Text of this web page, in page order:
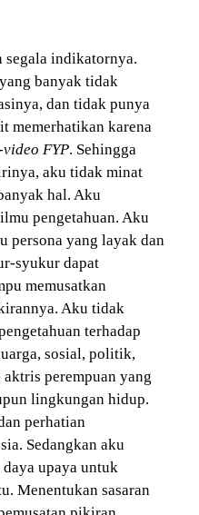
indikatornya.
banyak tidak
dan tidak punya
memerhatikan karena
FYP. Sehingga
aku tidak minat
hal. Aku
pengetahuan. Aku
persona yang layak dan
syukur dapat
memusatkan
Aku tidak
terhadap
sosial, politik,
perempuan yang
lingkungan hidup.
perhatian
Sedangkan aku
upaya untuk
Menentukan sasaran